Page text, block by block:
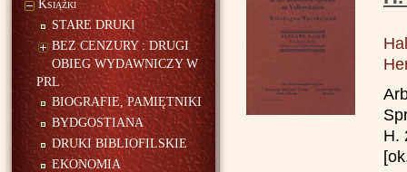
Książki
STARE DRUKI
BEZ CENZURY : DRUGI
OBIEG WYDAWNICZY W
PRL
BIOGRAFIE, PAMIĘTNIKI
BYDGOSTIANA
DRUKI BIBLIOFILSKIE
EKONOMIA
H.